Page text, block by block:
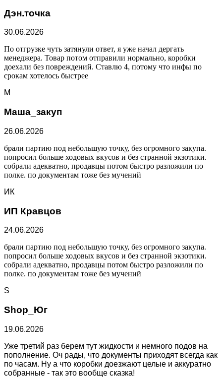
Дэн.точка
30.06.2026
По отгрузке чуть затянули ответ, я уже начал дергать
менеджера. Товар потом отправили нормально, коробки
доехали без повреждений. Ставлю 4, потому что инфы по
срокам хотелось быстрее
М
Маша_закуп
26.06.2026
брали партию под небольшую точку, без огромного закупа.
попросил больше ходовых вкусов и без странной экзотики.
собрали адекватно, продавцы потом быстро разложили по
полке. по документам тоже без мучений
ИК
ИП Кравцов
24.06.2026
брали партию под небольшую точку, без огромного закупа.
попросил больше ходовых вкусов и без странной экзотики.
собрали адекватно, продавцы потом быстро разложили по
полке. по документам тоже без мучений
S
Shop_Юг
19.06.2026
Уже третий раз берем тут жидкости и немного подов на
пополнение. Оч рады, что документы приходят всегда как
по часам. Ну а что коробки доезжают целые и аккуратно
собранные - так это вообще сказка!